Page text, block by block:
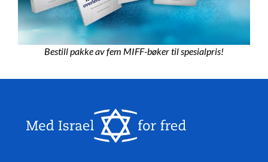
Bestill pakke av fem MIFF-bøker til spesialpris!